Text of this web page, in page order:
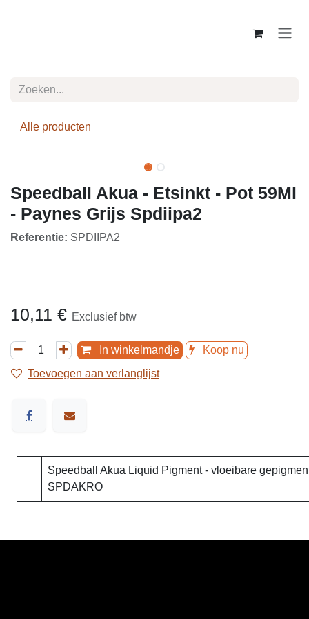
Alle producten
Speedball Akua - Etsinkt - Pot 59Ml
- Paynes Grijs Spdiipa2
Referentie: SPDIIPA2
10,11 € Exclusief btw
In winkelmandje
Koop nu
Toevoegen aan verlanglijst
Speedball Akua Liquid Pigment - vloeibare
SPDAKRO